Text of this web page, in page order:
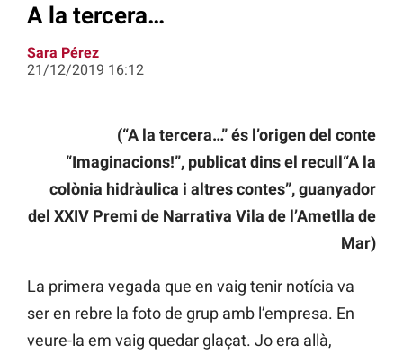
A la tercera…
Sara Pérez
21/12/2019 16:12
(“A la tercera…” és l’origen del conte
“Imaginacions!”, publicat dins el recull“A la
colònia hidràulica i altres contes”,guanyador
del XXIV Premi de Narrativa Vila de l’Ametlla de
Mar)
La primera vegada que en vaig tenir notícia va
ser en rebre la foto de grup amb l’empresa. En
veure-la em vaig quedar glaçat. Jo era allà,